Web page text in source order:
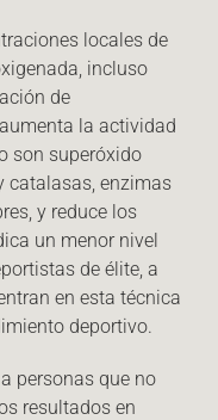
locales de
incluso
de
la actividad
son superóxido
catalasas, enzimas
y reduce los
un menor nivel
de élite, a
en esta técnica
deportivo.
personas que no
resultados en